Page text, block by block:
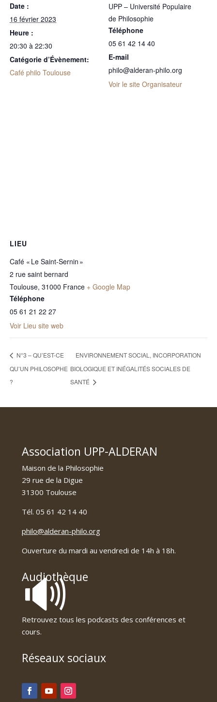
Date :
16 février 2023
Heure :
20:30 à 22:30
Catégorie d’Évènement:
Café philo Toulouse
UPP – Université Populaire
de Philosophie
Téléphone
05 61 42 14 40
E-mail
philo@alderan-philo.org
Voir le site Organisateur
LIEU
Café « Le Saint-Sernin »
2 rue saint bernard
Toulouse, 31000 France + Google Map
Téléphone
05 61 21 22 27
Voir Lieu site web
N°3 – QU’EST-CE
QU’UN PHILOSOPHE
?
ENVIRONNEMENT SOCIAL, INCORPORATION
BIOLOGIQUE ET INÉGALITÉS SOCIALES DE
SANTÉ
Association UPP-ALDERAN
Maison de la Philosophie
29 rue de la Digue
31300 Toulouse
Tél. 05 61 42 14 40
philo@alderan-philo.org
Ouverture du mardi au vendredi de 14h à 18h.
Audiothèque
🔊
Retrouvez tous les podcasts des conférences et
cours.
Réseaux sociaux